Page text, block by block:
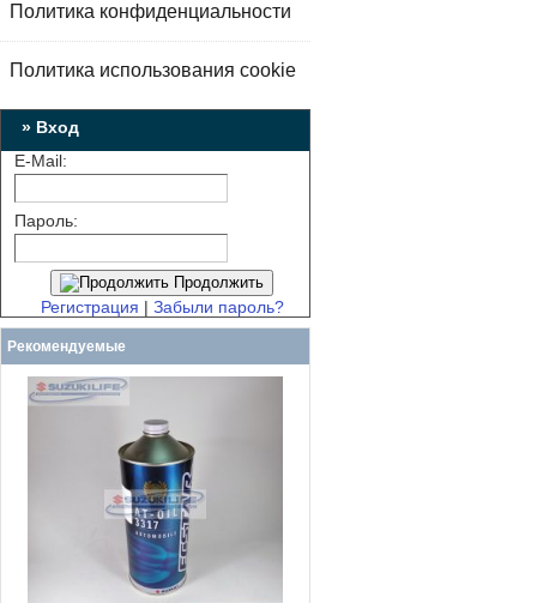
Политика конфиденциальности
Политика использования cookie
» Вход
E-Mail:
Пароль:
Продолжить
Регистрация | Забыли пароль?
Рекомендуемые